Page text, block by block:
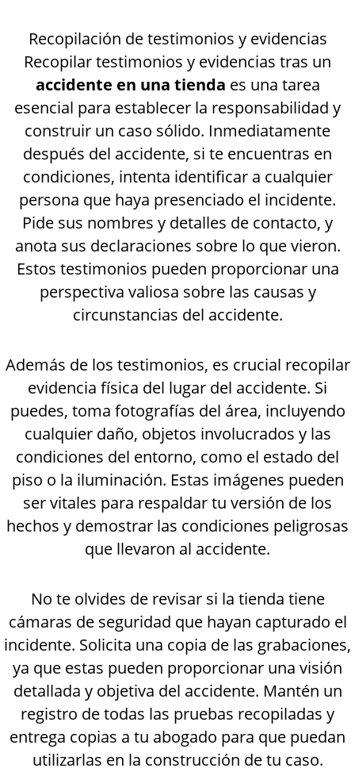
Recopilación de testimonios y evidencias
Recopilar testimonios y evidencias tras un
accidente en una tienda es una tarea
esencial para establecer la responsabilidad y
construir un caso sólido. Inmediatamente
después del accidente, si te encuentras en
condiciones, intenta identificar a cualquier
persona que haya presenciado el incidente.
Pide sus nombres y detalles de contacto, y
anota sus declaraciones sobre lo que vieron.
Estos testimonios pueden proporcionar una
perspectiva valiosa sobre las causas y
circunstancias del accidente.
Además de los testimonios, es crucial recopilar
evidencia física del lugar del accidente. Si
puedes, toma fotografías del área, incluyendo
cualquier daño, objetos involucrados y las
condiciones del entorno, como el estado del
piso o la iluminación. Estas imágenes pueden
ser vitales para respaldar tu versión de los
hechos y demostrar las condiciones peligrosas
que llevaron al accidente.
No te olvides de revisar si la tienda tiene
cámaras de seguridad que hayan capturado el
incidente. Solicita una copia de las grabaciones,
ya que estas pueden proporcionar una visión
detallada y objetiva del accidente. Mantén un
registro de todas las pruebas recopiladas y
entrega copias a tu abogado para que puedan
utilizarlas en la construcción de tu caso.